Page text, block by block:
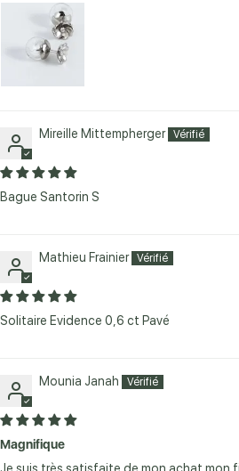
Mireille Mittempherger
Bague Santorin S
Mathieu Frainier
Solitaire Evidence 0,6 ct Pavé
Mounia Janah
Magnifique